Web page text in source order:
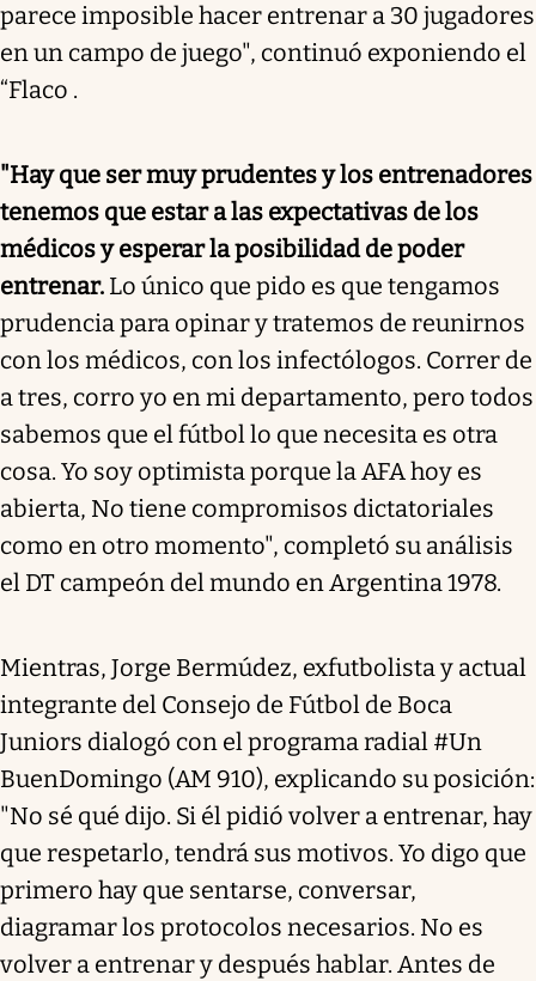
parece imposible hacer entrenar a 30 jugadores
en un campo de juego", continuó exponiendo el
“Flaco .
"Hay que ser muy prudentes y los entrenadores
tenemos que estar a las expectativas de los
médicos y esperar la posibilidad de poder
entrenar. Lo único que pido es que tengamos
prudencia para opinar y tratemos de reunirnos
con los médicos, con los infectólogos. Correr de
a tres, corro yo en mi departamento, pero todos
sabemos que el fútbol lo que necesita es otra
cosa. Yo soy optimista porque la AFA hoy es
abierta, No tiene compromisos dictatoriales
como en otro momento", completó su análisis
el DT campeón del mundo en Argentina 1978.
Mientras, Jorge Bermúdez, exfutbolista y actual
integrante del Consejo de Fútbol de Boca
Juniors dialogó con el programa radial #Un
BuenDomingo (AM 910), explicando su posición:
"No sé qué dijo. Si él pidió volver a entrenar, hay
que respetarlo, tendrá sus motivos. Yo digo que
primero hay que sentarse, conversar,
diagramar los protocolos necesarios. No es
volver a entrenar y después hablar. Antes de